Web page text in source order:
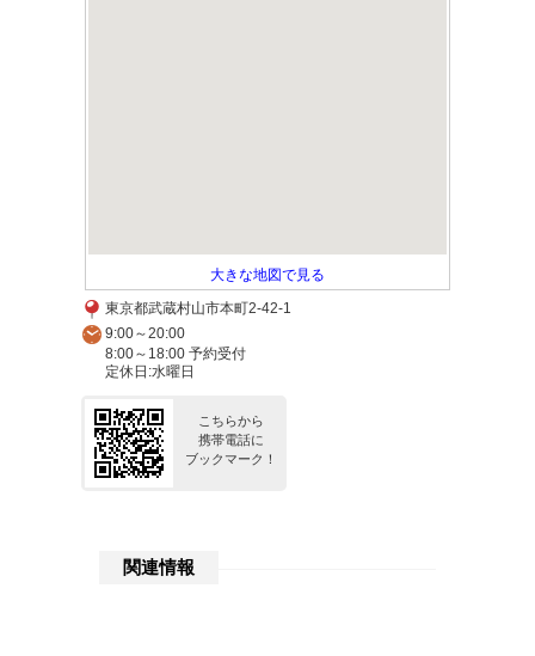
大きな地図で見る
東京都武蔵村山市本町2-42-1
9:00～20:00
8:00～18:00 予約受付
定休日:水曜日
こちらから
携帯電話に
ブックマーク！
関連情報